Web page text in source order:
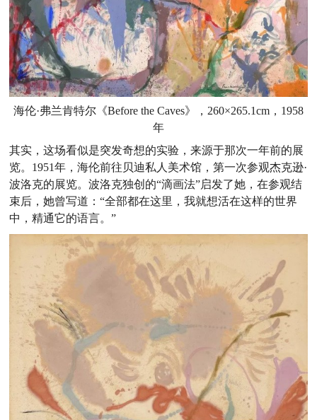
海伦·弗兰肯特尔《Before the Caves》，260×265.1cm，1958
年
其实，这场看似是突发奇想的实验，来源于那次一年前的展
览。1951年，海伦前往贝迪私人美术馆，第一次参观杰克逊·
波洛克的展览。波洛克独创的“滴画法”启发了她，在参观结
束后，她曾写道：“全部都在这里，我就想活在这样的世界
中，精通它的语言。”